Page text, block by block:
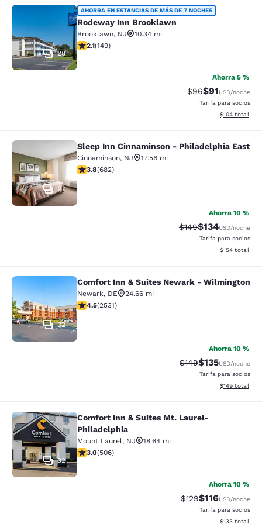
Rodeway Inn Brooklawn
28
AHORRA EN ESTANCIAS DE MÁS DE 7 NOCHES
Rodeway Inn Brooklawn
Brooklawn, NJ
10.34 mi
calificación de 2.07 estrellas. Feria. 149 reseñas
2.1(149)
Ahorra 5 %
Precio tachado:
$96Precio con
$91USD/noche
Tarifa para socios
Ver detalles
$104 total
Sleep Inn Cinnaminson -
27
Sleep Inn Cinnaminson - Philadelphia East
Cinnaminson, NJ
17.56 mi
calificación de 3.83 estrellas. Bueno. 682 reseñas
3.8(682)
Ahorra 10 %
Precio tachado:
$149Precio con
$134USD/noche
Tarifa para socios
Ver detalles
$154 total
Comfort Inn & Suites Newark -
32
Comfort Inn & Suites Newark - Wilmington
Newark, DE
24.66 mi
calificación de 4.49 estrellas. Excelente. 2531 reseñas
4.5(2531)
Ahorra 10 %
Precio tachado:
$149Precio con
$135USD/noche
Tarifa para socios
Ver detalles
$149 total
Comfort Inn & Suites Mt. Laurel-
32
Comfort Inn & Suites Mt. Laurel-
Philadelphia
Mount Laurel, NJ
18.64 mi
calificación de 3.01 estrellas. Feria. 506 reseñas
3.0(506)
Ahorra 10 %
Precio tachado:
$129Precio con
$116USD/noche
Tarifa para socios
Ver detalles
$133 total